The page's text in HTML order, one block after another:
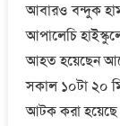
আবারও বন্দুক
আপালেচি
আহত হয়েছেন
সকাল ১০টা ২০
আটক করা হয়েছে